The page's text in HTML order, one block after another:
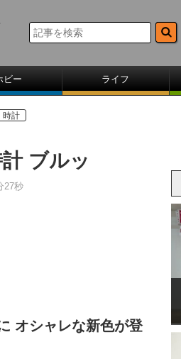
ビー ライフ
時計
ブルッ
27秒
オシャレな新色が登